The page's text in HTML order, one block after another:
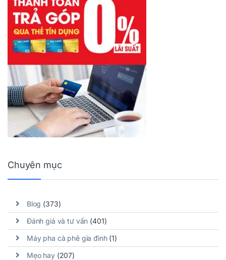
Chuyên mục
Blog (373)
Đánh giá và tư vấn (401)
Máy pha cà phê gia đình(1)
Mẹo hay(207)